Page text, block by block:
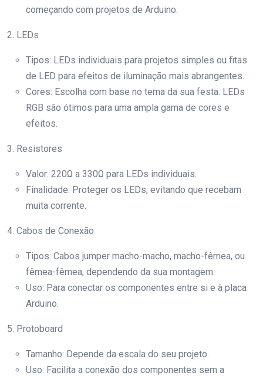
começando com projetos de Arduino.
2. LEDs
Tipos: LEDs individuais para projetos simples ou fitas
de LED para efeitos de iluminação mais abrangentes.
Cores: Escolha com base no tema da sua festa. LEDs
RGB são ótimos para uma ampla gama de cores e
efeitos.
3. Resistores
Valor: 220Ω a 330Ω para LEDs individuais.
Finalidade: Proteger os LEDs, evitando que recebam
muita corrente.
4. Cabos de Conexão
Tipos: Cabos jumper macho-macho, macho-fêmea, ou
fêmea-fêmea, dependendo da sua montagem.
Uso: Para conectar os componentes entre si e à placa
Arduino.
5. Protoboard
Tamanho: Depende da escala do seu projeto.
Uso: Facilita a conexão dos componentes sem a